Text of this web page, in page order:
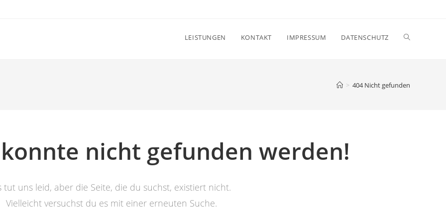
LEISTUNGEN KONTAKT IMPRESSUM DATENSCHUTZ
> 404 Nicht gefunden
nicht gefunden werden!
tut uns leid, aber die Seite, die du suchst, existiert nicht.
Vielleicht versuchst du es mit einer erneuten Suche.